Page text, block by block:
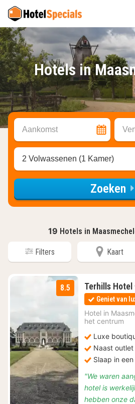
Hotels in
Aankomst
2 Volwassenen (1 Kamer)
Zoeken
19 Hotels in
Filters Kaart
8.5 Terhills Hotel
Geniet van
Hotel in
het centrum
Luxe
Naast outlet
Slaap in
"We waren
hotel is
hebben onze